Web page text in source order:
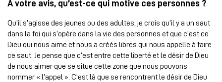
A votre avis, qu’est-ce qui motive ces personnes ?
Qu’il s’agisse des jeunes ou des adultes, je crois qu’il y a un saut
dans la foi qui s’opère dans la vie des personnes et que c’est ce
Dieu qui nous aime et nous a créés libres qui nous appelle à faire
ce saut. Je pense que c’est entre cette liberté et le désir de Dieu
de nous aimer que se situe cette zone que nous pouvons
nommer « l’appel ». C’est là que se rencontrent le désir de Dieu